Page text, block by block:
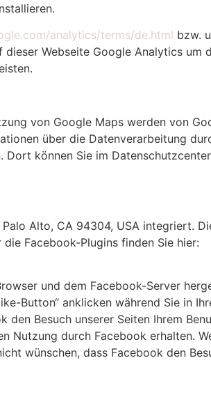
analytics/terms/de.html bzw.
Webseite Google Analytics um
von Google Maps werden von
über die Datenverarbeitung
Dort können Sie im
Alto, CA 94304, USA integriert.
Facebook-Plugins finden Sie hier:
und dem Facebook-Server
Button“ anklicken während Sie in
Besuch unserer Seiten Ihrem
Nutzung durch Facebook erhalten.
wünschen, dass Facebook den